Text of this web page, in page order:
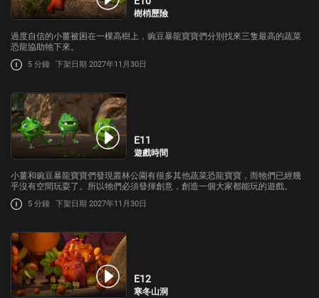
樹梢歷險
過度自信的小薑被困在一棵高樹上，豌豆暴龍寶寶們分別找來三隻最高的蔬菜
恐龍協助牠下來。
5 分鐘 下架日期 2027年11月30日
E11
遊戲時間
小薑和豌豆暴龍寶寶們發現叢林公園有很多其他蔬菜恐龍寶寶，而牠們已經幾
乎沒有空間玩耍了。所以牠們必須發揮創意，創造一個大家都能玩的遊戲。
5 分鐘 下架日期 2027年11月30日
E12
寒冬山洞